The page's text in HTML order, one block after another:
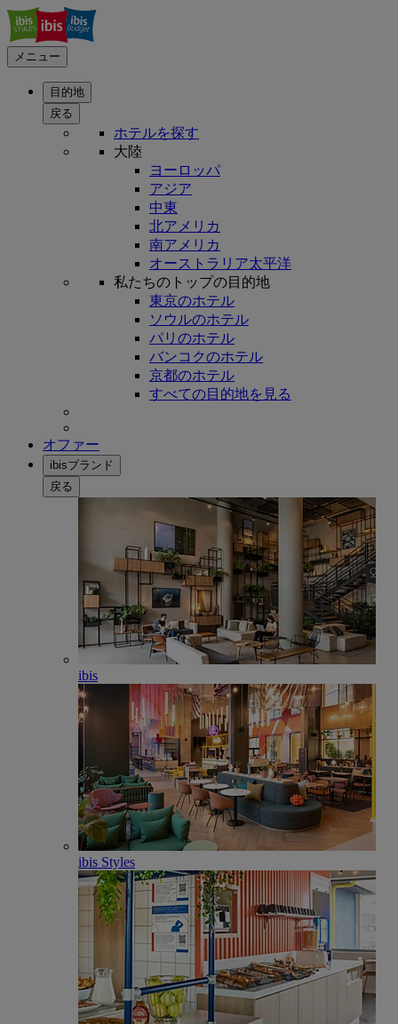
メニュー
目的地
戻る
ホテルを探す
大陸
ヨーロッパ
アジア
中東
北アメリカ
南アメリカ
オーストラリア太平洋
私たちのトップの目的地
東京のホテル
ソウルのホテル
パリのホテル
バンコクのホテル
京都のホテル
すべての目的地を見る
オファー
ibisブランド
戻る
ibis
ibis Styles